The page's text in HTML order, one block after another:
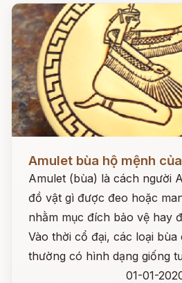
Amulet bùa hộ mệnh
Amulet (bùa) là cách người
đồ vật gì được đeo hoặc
nhằm mục đích bảo vệ hay
Vào thời cổ đại, các loại bùa
thường có hình dạng giống
01-01-